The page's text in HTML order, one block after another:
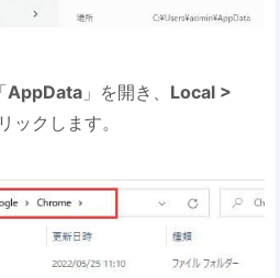
AppData 」を開き、 Local >
ックします。